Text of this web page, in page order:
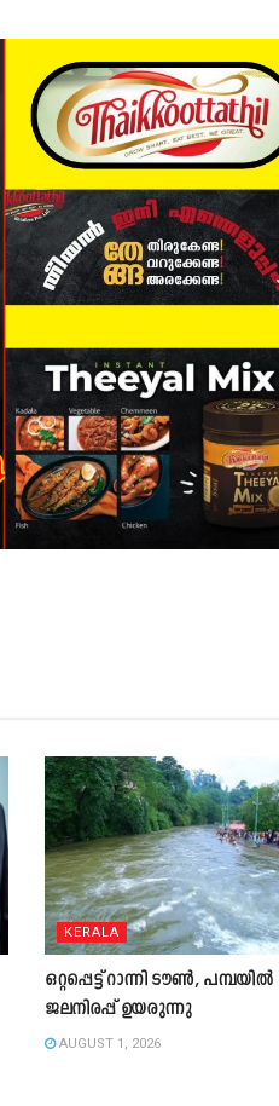
KERALA
ഒറ്റപ്പെട്ട് റാന്നി ടൗൺ, പമ്പയിൽ
ജലനിരപ്പ് ഉയരുന്നു
AUGUST 1, 2026